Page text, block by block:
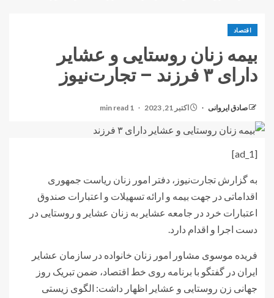
اقتصاد
بیمه زنان روستایی و عشایر
دارای ۳ فرزند – تجارت‌نیوز
صادق ایروانی اکتبر 21, 2023 1 min read
[ad_1]
به گزارش تجارت‌نیوز، دفتر امور زنان ریاست جمهوری
اقداماتی در جهت بیمه و ارائه تسهیلات و اعتبارات صندوق
اعتبارات خرد در جامعه عشایر به زنان عشایر و روستایی در
دست اجرا و اقدام دارد.
فریده موسوی مشاور امور زنان خانواده در سازمان عشایر
ایران در گفتگو با برنامه روی خط اقتصاد، ضمن تبریک روز
جهانی زن روستایی و عشایر اظهار داشت: الگوی زیستی